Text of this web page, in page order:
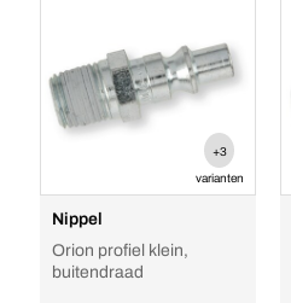
+3
varianten
Nippel
Orion profiel klein,
buitendraad